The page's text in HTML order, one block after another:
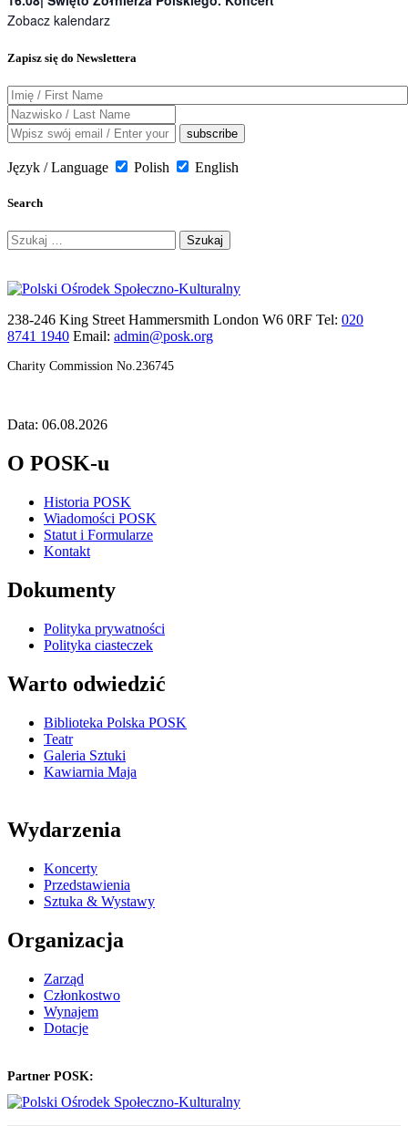
Zobacz kalendarz
Zapisz się do Newslettera
Język / Language Polish English
Search
Szukaj:
238-246 King Street Hammersmith London W6 0RF Tel: 020
8741 1940 Email: admin@posk.org
Charity Commission No.236745
Data: 06.08.2026
O POSK-u
Historia POSK
Wiadomości POSK
Statut i Formularze
Kontakt
Dokumenty
Polityka prywatności
Polityka ciasteczek
Warto odwiedzić
Biblioteka Polska POSK
Teatr
Galeria Sztuki
Kawiarnia Maja
Wydarzenia
Koncerty
Przedstawienia
Sztuka & Wystawy
Organizacja
Zarząd
Członkostwo
Wynajem
Dotacje
Partner POSK: